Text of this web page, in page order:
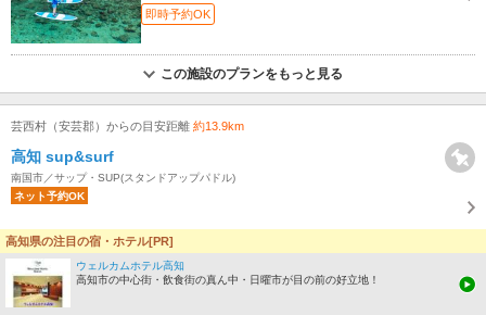
即時予約OK
この施設のプランをもっと見る
芸西村（安芸郡）からの目安距離 約13.9km
高知 sup&surf
南国市／サップ・SUP(スタンドアップパドル)
ネット予約OK
5.0
(口コミ 7件)
☆南国ICから約30分☆ ☆龍馬空港から約60分☆ ☆高知市内まで約60分☆ ま
高知県の注目の宿・ホテル[PR]
ウェルカムホテル高知
高知市の中心街・飲食街の真ん中・日曜市が目の前の好立地！